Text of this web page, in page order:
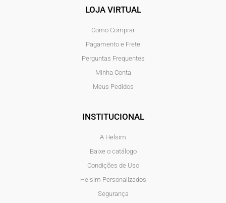
LOJA VIRTUAL
Como Comprar
Pagamento e Frete
Perguntas Frequentes
Minha Conta
Meus Pedidos
INSTITUCIONAL
A Helsim
Baixe o catálogo
Condições de Uso
Helsim Personalizados
Segurança